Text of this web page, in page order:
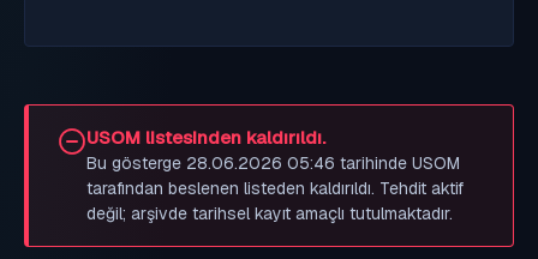
USOM listesinden kaldırıldı.
Bu gösterge 28.06.2026 05:46 tarihinde USOM
tarafından beslenen listeden kaldırıldı. Tehdit aktif
değil; arşivde tarihsel kayıt amaçlı tutulmaktadır.